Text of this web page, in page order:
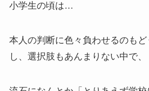
小学生の頃は…
本人の判断に色々負わせるのも
し、選択肢もあんまりない中で、